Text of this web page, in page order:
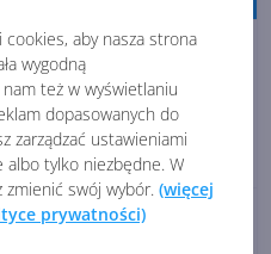
cookies, aby nasza strona
wygodną
nam też w wyświetlaniu
dopasowanych do
zarządzać ustawieniami
tylko niezbędne. W
swój wybór. (więcej
prywatności)
–
Poprawia
systemu i
raportowanie
telemetrii.
Poprawia